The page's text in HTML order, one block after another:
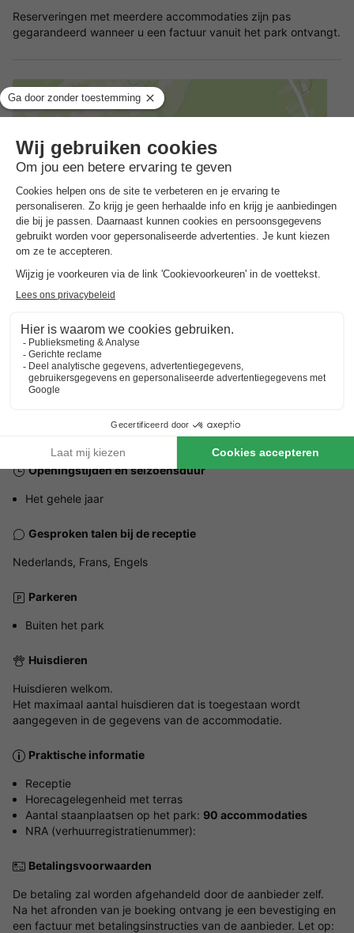
Reserveringen met meerdere accommodaties zijn pas
gegarandeerd wanneer u een factuur vanuit het park ontvangt.
Adres
Rue Trou du Renard 9
Hoe kom je er?
Station Marloie
13km
Openingstijden en seizoensduur
Het gehele jaar
Gesproken talen bij de receptie
Nederlands, Frans, Engels
Parkeren
Buiten het park
Huisdieren
Huisdieren welkom.
Het maximaal aantal huisdieren dat is toegestaan wordt
aangegeven in de gegevens van de accommodatie.
Praktische informatie
Receptie
Horecagelegenheid met terras
Aantal staanplaatsen op het park: 90 accommodaties
NRA (verhuurregistratienummer):
Betalingsvoorwaarden
De betaling zal worden afgehandeld door de aanbieder zelf.
Na het afronden van je boeking ontvang je een bevestiging en
een factuur met betalingsinstructies van de aanbieder. Let op: